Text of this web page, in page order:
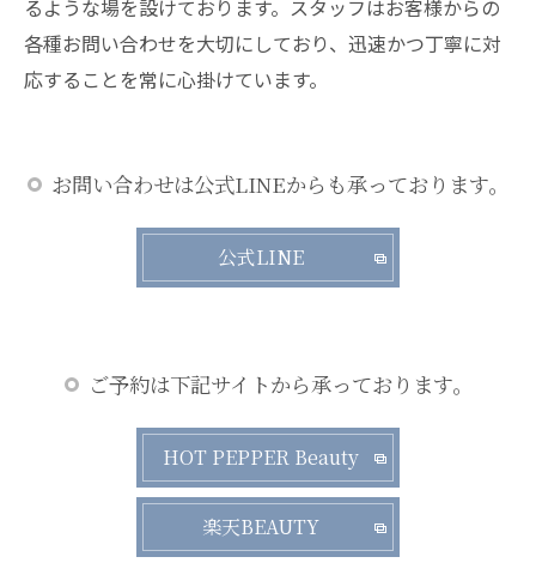
るような場を設けております。スタッフはお客様からの
各種お問い合わせを大切にしており、迅速かつ丁寧に対
応することを常に心掛けています。
お問い合わせは公式LINEからも承っております。
公式LINE
ご予約は下記サイトから承っております。
HOT PEPPER Beauty
楽天BEAUTY